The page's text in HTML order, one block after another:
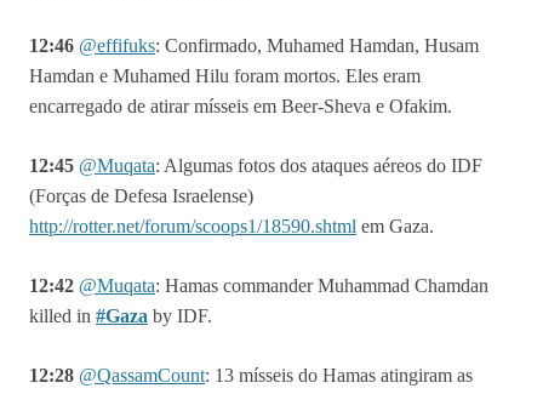
12:46 @effifuks: Confirmado, Muhamed Hamdan, Husam
Hamdan e Muhamed Hilu foram mortos. Eles eram
encarregado de atirar mísseis em Beer-Sheva e Ofakim.
12:45 @Muqata: Algumas fotos dos ataques aéreos do IDF
(Forças de Defesa Israelense)
http://rotter.net/forum/scoops1/18590.shtml em Gaza.
12:42 @Muqata: Hamas commander Muhammad Chamdan
killed in #Gaza by IDF.
12:28 @QassamCount: 13 mísseis do Hamas atingiram as